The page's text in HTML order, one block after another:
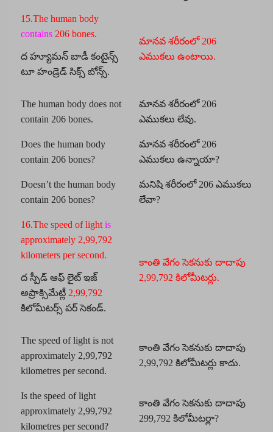
15.The human body
contains206 bones.
ద హ్యూమన్ బాడీ కంటైన్స్
టూ హండ్రెడ్ సిక్స్ బోన్స్.
మానవ శరీరంలో 206
ఎముకలు ఉంటాయి.
The human body does not
contain 206 bones.
మానవ శరీరంలో 206
ఎముకలు లేవు.
Does the human body
contain 206 bones?
మానవ శరీరంలో 206
ఎముకలు ఉన్నాయా?
Doesn’t the human body
contain 206 bones?
మనిషి శరీరంలో 206 ఎముకలు
లేవా?
16.The speed of light is
approximately 2,99,792
kilometers per second.
ద స్పీడ్ ఆఫ్ లైట్ ఇజ్
అప్రాక్సిమేట్లీ 2,99,792
కిలోమీటర్స్ పర్ సెకండ్.
కాంతి వేగం సెకనుకు దాదాపు
2,99,792 కిలోమీటర్లు.
The speed of light is not
approximately 2,99,792
kilometres per second.
కాంతి వేగం సెకనుకు దాదాపు
2,99,792 కిలోమీటర్లు కాదు.
Is the speed of light
approximately 2,99,792
kilometres per second?
కాంతి వేగం సెకనుకు దాదాపు
299,792 కిలోమీటర్లా?